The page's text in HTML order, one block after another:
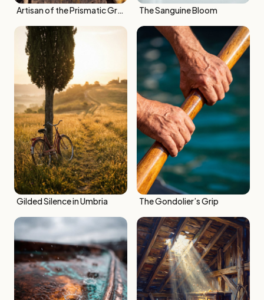
Artisan of the Prismatic Grains The Sanguine Bloom
Gilded Silence in Umbria The Gondolier’s Grip